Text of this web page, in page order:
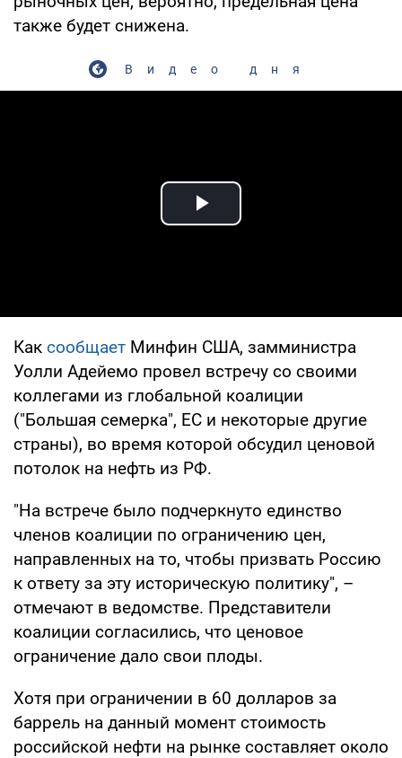
также будет снижена.
Видео дня
Play Video
Как сообщает Минфин США, замминистра
Уолли Адейемо провел встречу со своими
коллегами из глобальной коалиции
("Большая семерка", ЕС и некоторые другие
страны), во время которой обсудил ценовой
потолок на нефть из РФ.
"На встрече было подчеркнуто единство
членов коалиции по ограничению цен,
направленных на то, чтобы призвать Россию
к ответу за эту историческую политику", –
отмечают в ведомстве. Представители
коалиции согласились, что ценовое
ограничение дало свои плоды.
Хотя при ограничении в 60 долларов за
баррель на данный момент стоимость
российской нефти на рынке составляет около